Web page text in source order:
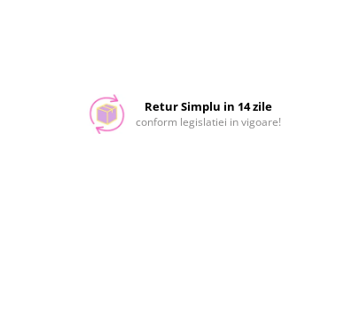
Retur Simplu in 14 zile
conform legislatiei in vigoare!